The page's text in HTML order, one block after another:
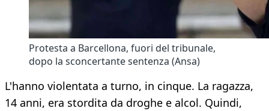
Protesta a Barcellona, fuori del tribunale,
dopo la sconcertante sentenza (Ansa)
L'hanno violentata a turno, in cinque. La ragazza,
14 anni, era stordita da droghe e alcol. Quindi,